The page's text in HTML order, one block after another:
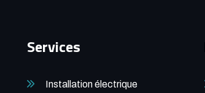
Services
Installation électrique